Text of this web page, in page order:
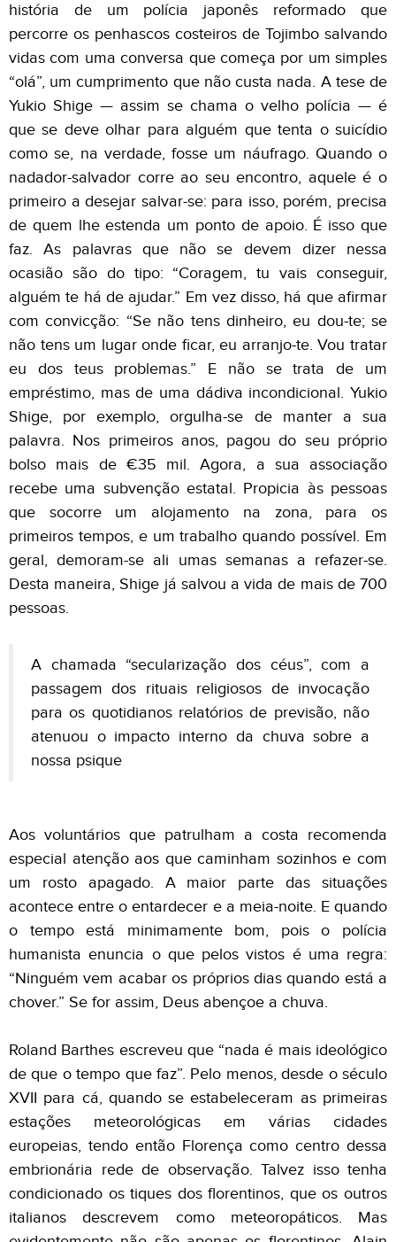
história de um polícia japonês reformado que
percorre os penhascos costeiros de Tojimbo salvando
vidas com uma conversa que começa por um simples
“olá”, um cumprimento que não custa nada. A tese de
Yukio Shige — assim se chama o velho polícia — é
que se deve olhar para alguém que tenta o suicídio
como se, na verdade, fosse um náufrago. Quando o
nadador-salvador corre ao seu encontro, aquele é o
primeiro a desejar salvar-se: para isso, porém, precisa
de quem lhe estenda um ponto de apoio. É isso que
faz. As palavras que não se devem dizer nessa
ocasião são do tipo: “Coragem, tu vais conseguir,
alguém te há de ajudar.” Em vez disso, há que afirmar
com convicção: “Se não tens dinheiro, eu dou-te; se
não tens um lugar onde ficar, eu arranjo-te. Vou tratar
eu dos teus problemas.” E não se trata de um
empréstimo, mas de uma dádiva incondicional. Yukio
Shige, por exemplo, orgulha-se de manter a sua
palavra. Nos primeiros anos, pagou do seu próprio
bolso mais de €35 mil. Agora, a sua associação
recebe uma subvenção estatal. Propicia às pessoas
que socorre um alojamento na zona, para os
primeiros tempos, e um trabalho quando possível. Em
geral, demoram-se ali umas semanas a refazer-se.
Desta maneira, Shige já salvou a vida de mais de 700
pessoas.
A chamada “secularização dos céus”, com a
passagem dos rituais religiosos de invocação
para os quotidianos relatórios de previsão, não
atenuou o impacto interno da chuva sobre a
nossa psique
Aos voluntários que patrulham a costa recomenda
especial atenção aos que caminham sozinhos e com
um rosto apagado. A maior parte das situações
acontece entre o entardecer e a meia-noite. E quando
o tempo está minimamente bom, pois o polícia
humanista enuncia o que pelos vistos é uma regra:
“Ninguém vem acabar os próprios dias quando está a
chover.” Se for assim, Deus abençoe a chuva.
Roland Barthes escreveu que “nada é mais ideológico
de que o tempo que faz”. Pelo menos, desde o século
XVII para cá, quando se estabeleceram as primeiras
estações meteorológicas em várias cidades
europeias, tendo então Florença como centro dessa
embrionária rede de observação. Talvez isso tenha
condicionado os tiques dos florentinos, que os outros
italianos descrevem como meteoropáticos. Mas